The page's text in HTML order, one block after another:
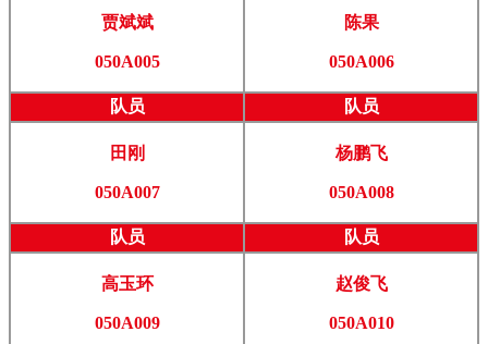
贾斌斌
050A005
陈果
050A006
队员 队员
田刚
050A007
杨鹏飞
050A008
队员 队员
高玉环
050A009
赵俊飞
050A010